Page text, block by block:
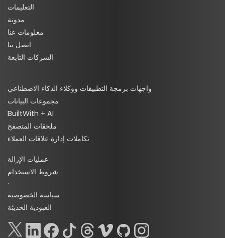
التعليمات
مدونة
معلومات عنا
اتصل بنا
الشركات التابعة
واجهات برمجة التطبيقات ووكلاء الذكاء الاصطناعي
مجموعات البيانات
BuiltWith + AI
ملحقات المتصفح
تكاملات إدارة علاقات العملاء
عمليات الإزالة
شروط الاستخدام
·
سياسة الخصوصية
العبودية الحديثة